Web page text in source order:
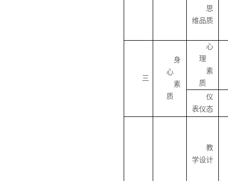
思
维品质
三
身
心
素
质
心
理
素
质
仪
表仪态
教
学设计